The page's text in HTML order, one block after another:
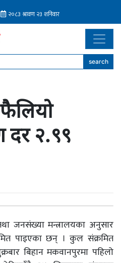
search
दर २.९९
जनसंख्या मन्त्रालयका अनुसार
पाइएका छन् । कुल संक्रमित
बिहान मकवानपुरमा पहिलो